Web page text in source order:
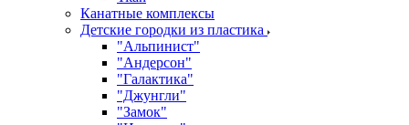
Канатные комплексы
Детские городки из пластика
"Альпинист"
"Андерсон"
"Галактика"
"Джунгли"
"Замок"